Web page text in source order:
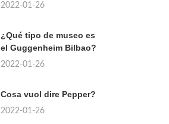
2022-01-26
¿Qué tipo de museo es
el Guggenheim Bilbao?
2022-01-26
Cosa vuol dire Pepper?
2022-01-26